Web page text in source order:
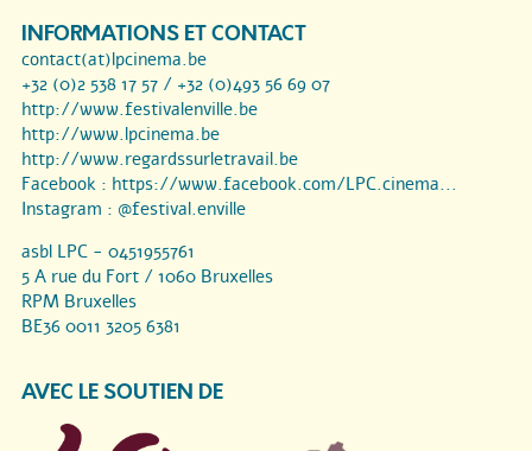
INFORMATIONS ET CONTACT
contact(at)lpcinema.be
+32 (0)2 538 17 57 / +32 (0)493 56 69 07
http://www.festivalenville.be
http://www.lpcinema.be
http://www.regardssurletravail.be
Facebook : https://www.facebook.com/LPC.cinema...
Instagram : @festival.enville
asbl LPC - 0451955761
5 A rue du Fort / 1060 Bruxelles
RPM Bruxelles
BE36 0011 3205 6381
AVEC LE SOUTIEN DE